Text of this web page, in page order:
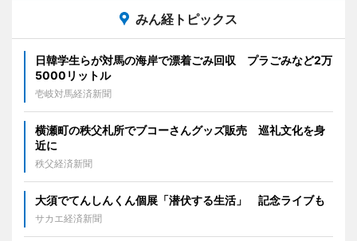
みん経トピックス
日韓学生らが対馬の海岸で漂着ごみ回収 プラごみなど2万
5000リットル
壱岐対馬経済新聞
横瀬町の秩父札所でブコーさんグッズ販売 巡礼文化を身
近に
秩父経済新聞
大須でてんしんくん個展「潜伏する生活」 記念ライブも
サカエ経済新聞